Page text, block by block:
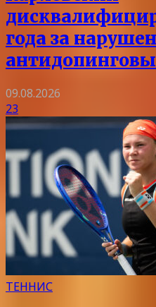
года за
09.08.2026
23
ТЕННИС